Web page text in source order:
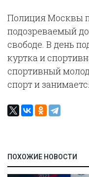
Полиция Москвы
подозреваемый
свободе. В день
куртка и
спортивный
спорт и
ПОХОЖИЕ НОВОСТИ